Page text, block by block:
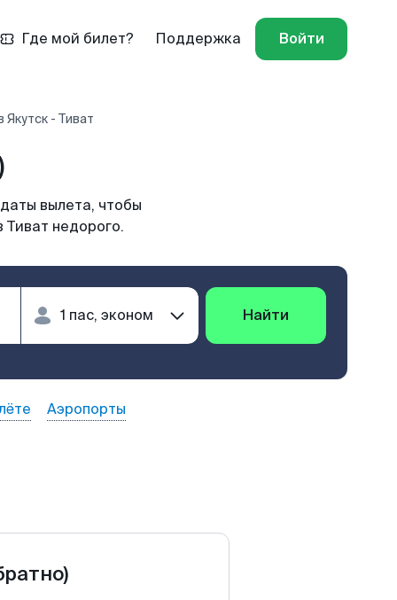
Где мой билет? Поддержка Войти
Якутск - Тиват
вылета, чтобы
Тиват недорого.
Найти
Аэропорты